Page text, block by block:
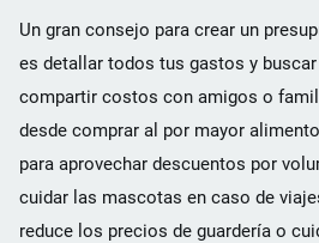
Un gran consejo para crear un
es detallar todos tus gastos y
compartir costos con amigos o
desde comprar al por mayor
para aprovechar descuentos por
cuidar las mascotas en caso de
reduce los precios de guardería o